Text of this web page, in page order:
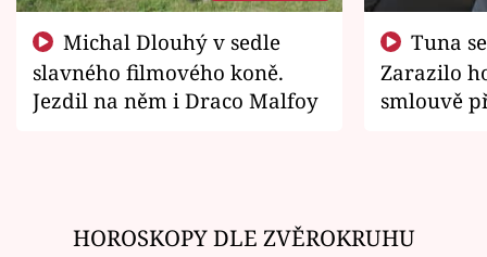
slavného filmového koně.
Jezdil na něm i Draco Malfoy
Zarazilo
smlouvě
HOROSKOPY DLE ZVĚROKRUHU